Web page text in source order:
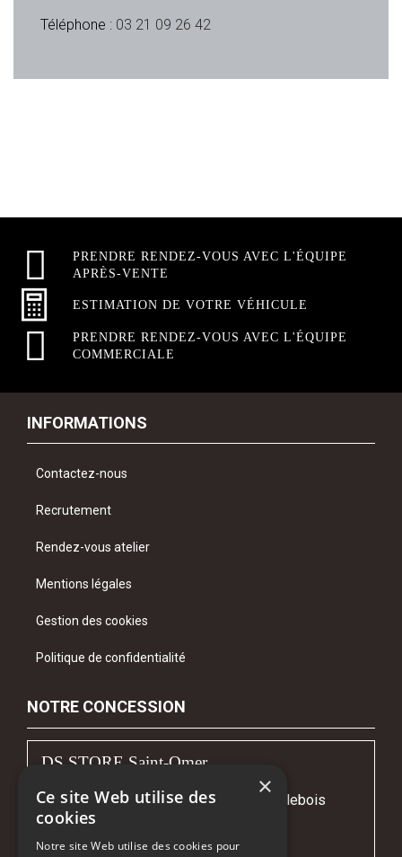
Téléphone : 03 21 09 26 42
PRENDRE RENDEZ-VOUS AVEC L'ÉQUIPE
APRÈS-VENTE
ESTIMATION DE VOTRE VÉHICULE
PRENDRE RENDEZ-VOUS AVEC L'ÉQUIPE
COMMERCIALE
INFORMATIONS
Contactez-nous
Recrutement
Rendez-vous atelier
Mentions légales
Gestion des cookies
Politique de confidentialité
NOTRE CONCESSION
DS STORE Saint-Omer
Avenue Gustave Courbet - Z.I. Fort Maillebois
62219 LONGUENESSE
×
Ce site Web utilise des
cookies
Notre site Web utilise des cookies pour